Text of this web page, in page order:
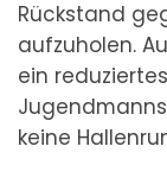
Rückstand
aufzuholen.
ein
keine